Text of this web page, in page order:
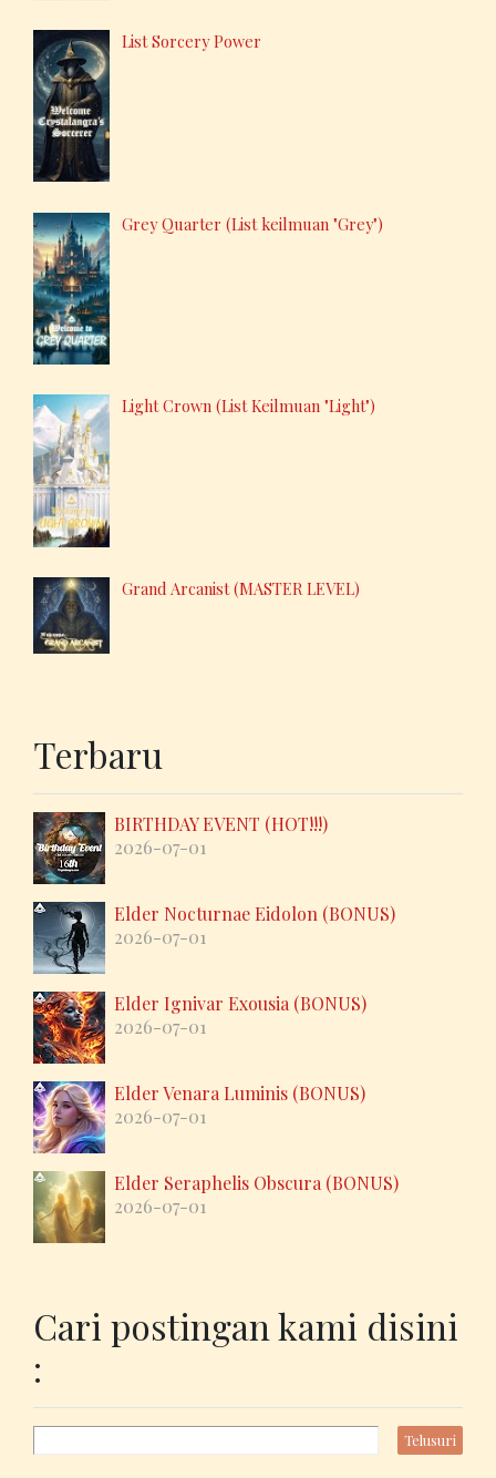
List Sorcery Power
Grey Quarter (List keilmuan "Grey")
Light Crown (List Keilmuan "Light")
Grand Arcanist (MASTER LEVEL)
Terbaru
BIRTHDAY EVENT (HOT!!!)
2026-07-01
Elder Nocturnae Eidolon (BONUS)
2026-07-01
Elder Ignivar Exousia (BONUS)
2026-07-01
Elder Venara Luminis (BONUS)
2026-07-01
Elder Seraphelis Obscura (BONUS)
2026-07-01
Cari postingan kami disini
: